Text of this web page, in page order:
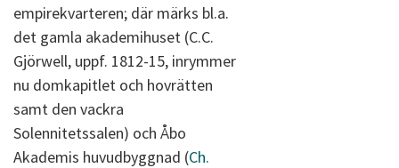
empirekvarteren; där märks bl.a.
det gamla akademihuset (C.C.
Gjörwell, uppf. 1812-15, inrymmer
nu domkapitlet och hovrätten
samt den vackra
Solennitetssalen) och Åbo
Akademis huvudbyggnad (Ch.